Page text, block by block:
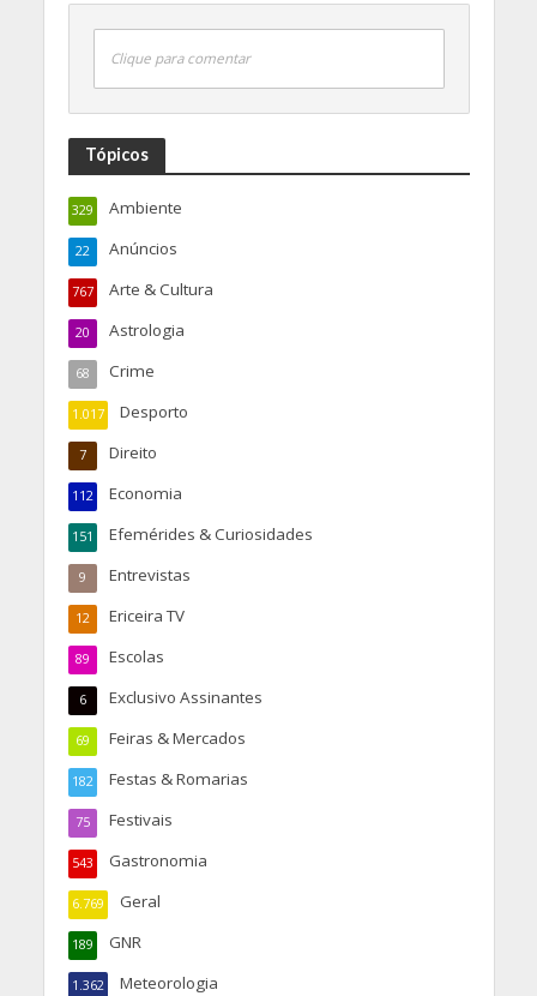
Clique para comentar
Tópicos
Ambiente
329
Anúncios
22
Arte & Cultura
767
Astrologia
20
Crime
68
Desporto
1.017
Direito
7
Economia
112
Efemérides & Curiosidades
151
Entrevistas
9
Ericeira TV
12
Escolas
89
Exclusivo Assinantes
6
Feiras & Mercados
69
Festas & Romarias
182
Festivais
75
Gastronomia
543
Geral
6.769
GNR
189
Meteorologia
1.362